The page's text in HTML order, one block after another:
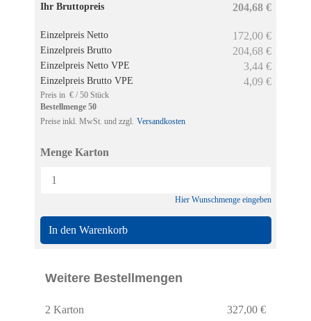
Ihr Bruttopreis 204,68 €
Einzelpreis Netto 172,00 €
Einzelpreis Brutto 204,68 €
Einzelpreis Netto VPE 3,44 €
Einzelpreis Brutto VPE 4,09 €
Preis in € / 50 Stück
Bestellmenge 50
Preise inkl. MwSt. und zzgl. Versandkosten
Menge Karton
Hier Wunschmenge eingeben
In den Warenkorb
Weitere Bestellmengen
2 Karton 327,00 €
verwendeten Cookies. Sie können Ihre
Informationen anzeigen lassen.